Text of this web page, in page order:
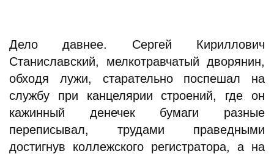
Дело давнее. Сергей Кириллович
Станиславский, мелкотравчатый дворянин,
обходя лужи, старательно поспешал на
службу при канцелярии строений, где он
кажинный денечек бумаги разные
переписывал, трудами праведными
достигнув коллежского регистратора, а на